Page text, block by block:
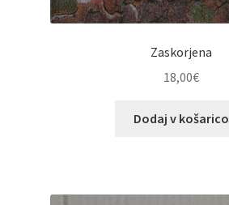
Zaskorjena
18,00€
Dodaj v košarico